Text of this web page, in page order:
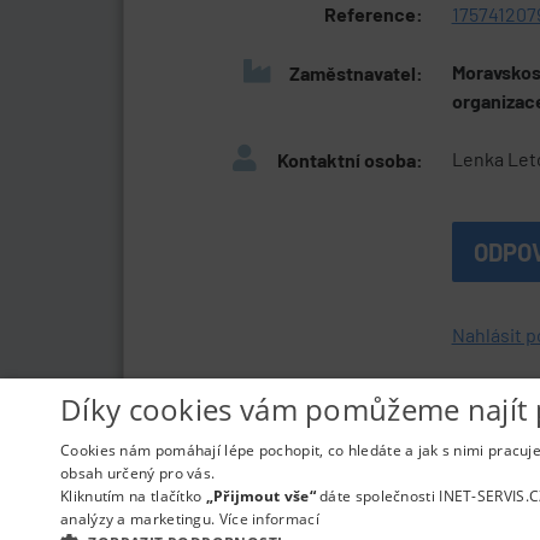
Reference:
Zaměstnavatel:
Kontaktní osoba: Lenka
Nahlásit
Informace o webu a kontakt na
Díky cookies vám pomůžeme najít
Cookies nám pomáhají lépe pochopit, co hledáte a jak s nimi
obsah určený pro vás.
Kliknutím na tlačítko „Přijmout vše“dáte společnosti INET-
analýzy a marketingu. Více informací